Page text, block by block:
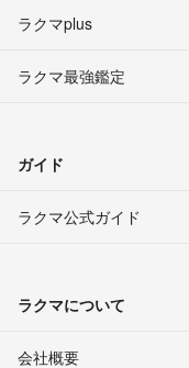
ラクマplus
ラクマ最強鑑定
ガイド
ラクマ公式ガイド
ラクマについて
会社概要